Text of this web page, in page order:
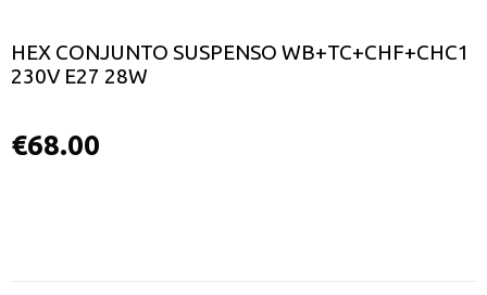
HEX CONJUNTO SUSPENSO WB+TC+CHF+CHC1
230V E27 28W
€68.00